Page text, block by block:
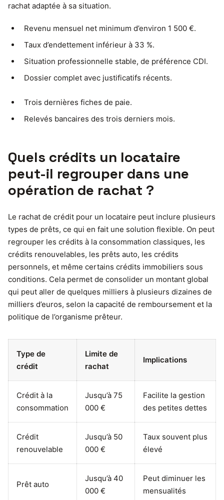
rachat adaptée à sa situation.
Revenu mensuel net minimum d’environ 1 500 €.
Taux d’endettement inférieur à 33 %.
Situation professionnelle stable, de préférence CDI.
Dossier complet avec justificatifs récents.
Trois dernières fiches de paie.
Relevés bancaires des trois derniers mois.
Quels crédits un locataire
peut-il regrouper dans une
opération de rachat ?
Le rachat de crédit pour un locataire peut inclure plusieurs
types de prêts, ce qui en fait une solution flexible. On peut
regrouper les crédits à la consommation classiques, les
crédits renouvelables, les prêts auto, les crédits
personnels, et même certains crédits immobiliers sous
conditions. Cela permet de consolider un montant global
qui peut aller de quelques milliers à plusieurs dizaines de
milliers d’euros, selon la capacité de remboursement et la
politique de l’organisme prêteur.
Type de
crédit
Limite de
rachat
Implications
Crédit à la
consommation
Jusqu’à 75
000 €
Facilite la gestion
des petites dettes
Crédit
renouvelable
Jusqu’à 50
000 €
Taux souvent plus
élevé
Prêt auto
Jusqu’à 40
000 €
Peut diminuer les
mensualités